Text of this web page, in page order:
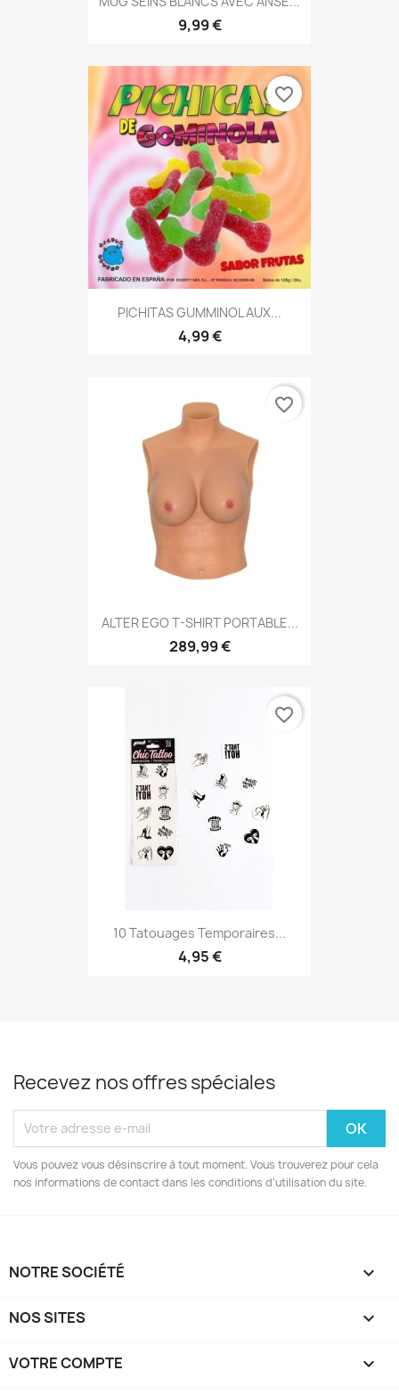
9,99 €
PICHITAS GUMMINOL AUX...
4,99 €
favorite_border
ALTER EGO T-SHIRT PORTABLE...
289,99 €
favorite_border
10 Tatouages Temporaires...
4,95 €
favorite_border
Recevez nos offres spéciales
Vous pouvez vous désinscrire à tout moment. Vous trouverez pour cela
nos informations de contact dans les conditions d'utilisation du site.
NOTRE SOCIÉTÉ 
NOS SITES 
VOTRE COMPTE 